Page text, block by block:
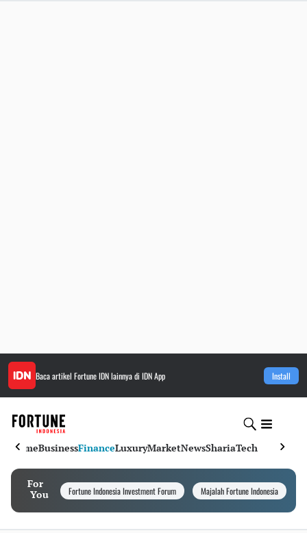
Baca artikel Fortune IDNlainnya di IDN App Install
HomeBusinessFinanceLuxuryMarketNewsShariaTech
For
You
Fortune Indonesia Investment Forum Majalah Fortune Indonesia